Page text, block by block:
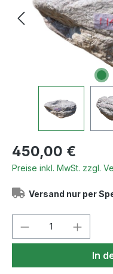
Regulärer Preis:
450,00 €
Preise inkl. MwSt. zzgl.
Versand nur per
Produkt
In